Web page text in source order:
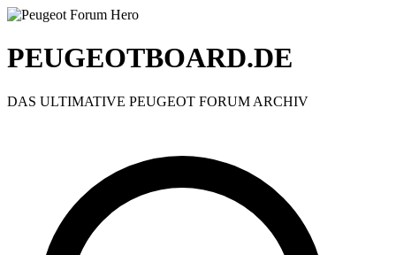
PEUGEOTBOARD.DE
DAS ULTIMATIVE PEUGEOT FORUM ARCHIV